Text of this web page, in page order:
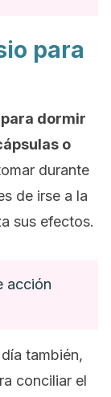
para
dormir
o
durante
de irse a la
sus efectos.
acción
también,
conciliar el